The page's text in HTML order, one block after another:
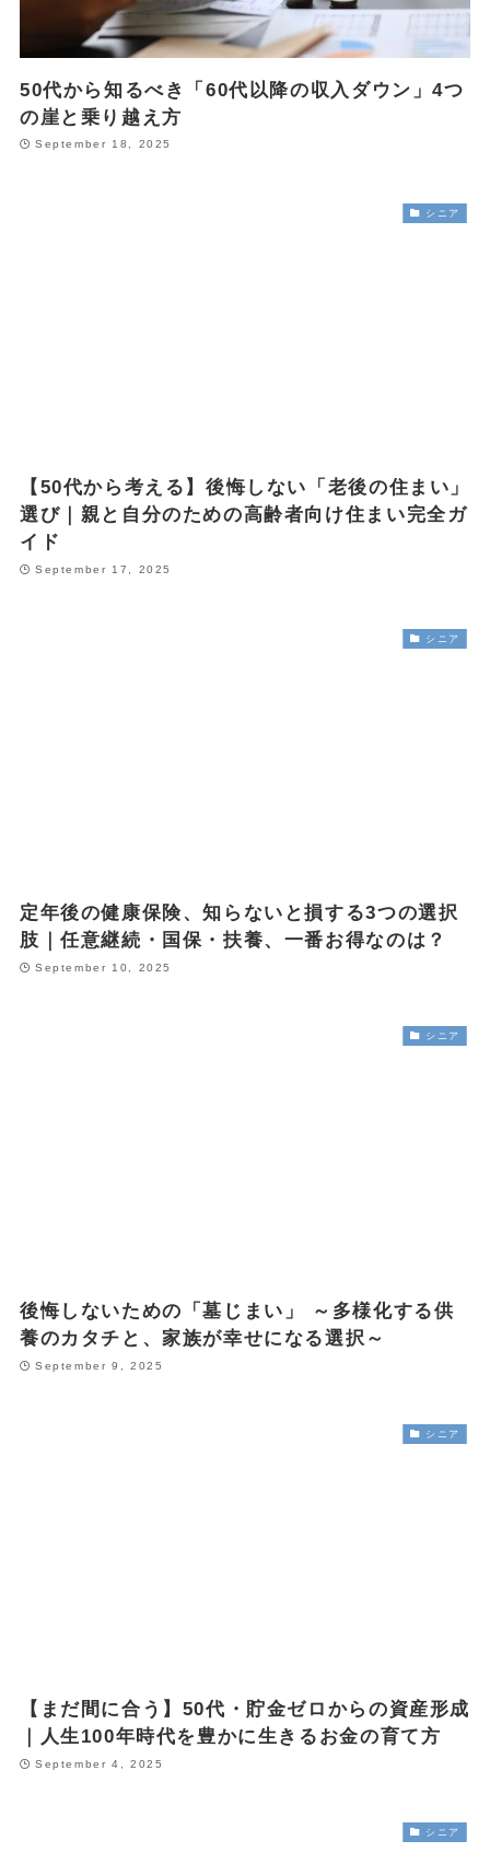
50代から知るべき「60代以降の収入ダウン」4つ
の崖と乗り越え方
September 18, 2025
シニア
【50代から考える】後悔しない「老後の住まい」
選び｜親と自分のための高齢者向け住まい完全ガ
イド
September 17, 2025
シニア
定年後の健康保険、知らないと損する3つの選択
肢｜任意継続・国保・扶養、一番お得なのは？
September 10, 2025
シニア
後悔しないための「墓じまい」 ～多様化する供
養のカタチと、家族が幸せになる選択～
September 9, 2025
シニア
【まだ間に合う】50代・貯金ゼロからの資産形成
｜人生100年時代を豊かに生きるお金の育て方
September 4, 2025
シニア